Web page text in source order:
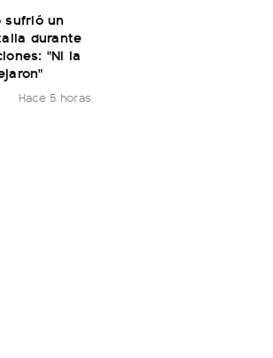
sufrió un
durante
"Ni la
Hace 5 horas